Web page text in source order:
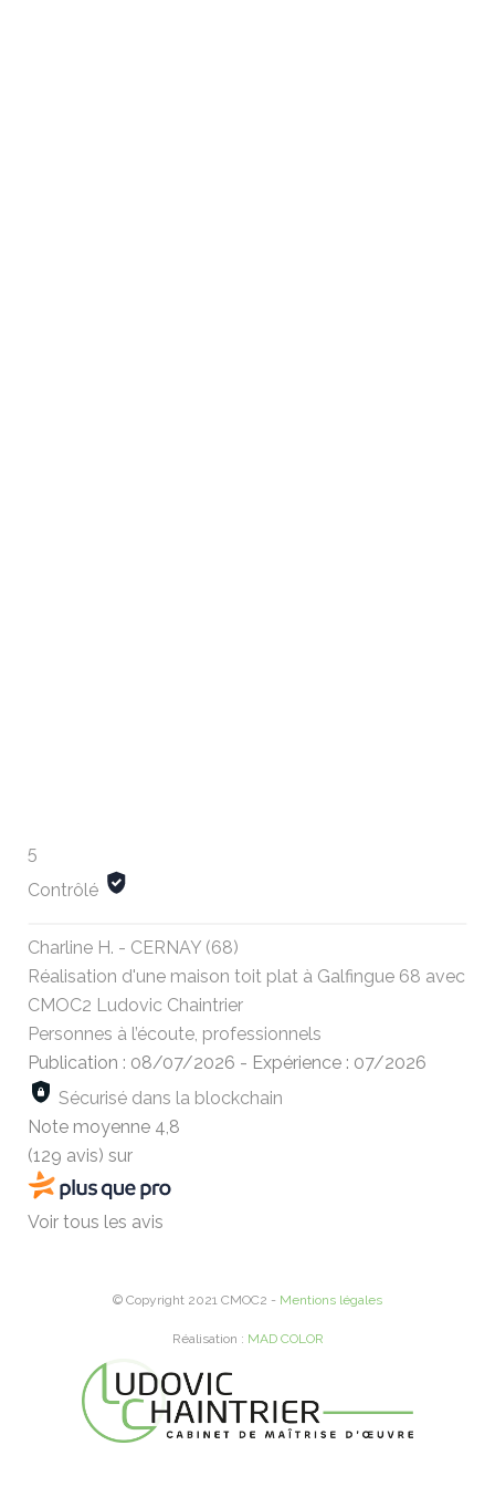
5
Contrôlé
Charline H. - CERNAY (68)
Réalisation d'une maison toit plat à Galfingue 68 avec
CMOC2 Ludovic Chaintrier
Personnes à l’écoute, professionnels
Publication : 08/07/2026 - Expérience : 07/2026
Sécurisé dans la blockchain
Note moyenne 4,8
(129 avis) sur
Voir tous les avis
© Copyright 2021 CMOC2 - Mentions légales
Réalisation : MAD COLOR